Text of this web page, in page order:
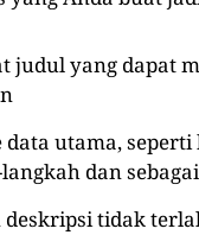
judul yang dapat
data utama,
dan
deskripsi tidak